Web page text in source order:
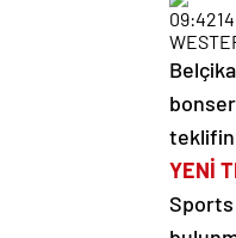
09:42
teklifin
YENİ
Sports